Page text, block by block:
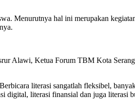
Menurutnya hal ini merupakan
Alawi, Ketua Forum TBM Kota
literasi sangatlah fleksibel,
digital, literasi finansial dan juga literasi